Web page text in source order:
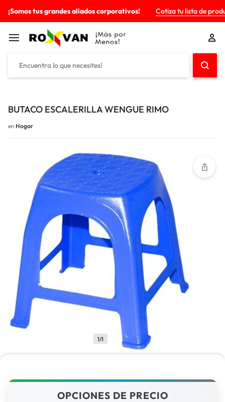
¡Somos tus grandes aliados corporativos! Cotiza tu lista de
BUTACO ESCALERILLA WENGUE RIMO
en Hogar
1/1
OPCIONES DE PRECIO